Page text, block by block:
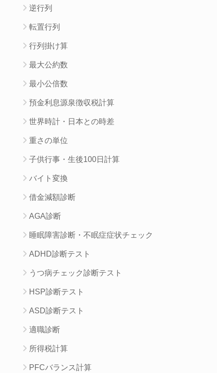
逆行列
転置行列
行列掛け算
最大公約数
最小公倍数
預金利息源泉徴収税計算
世界時計・日本との時差
重さの単位
子供行事・生後100日計算
バイト変換
借金減額診断
AGA診断
睡眠障害診断・不眠症症状チェック
ADHD診断テスト
うつ病チェック診断テスト
HSP診断テスト
ASD診断テスト
適職診断
所得税計算
PFCバランス計算